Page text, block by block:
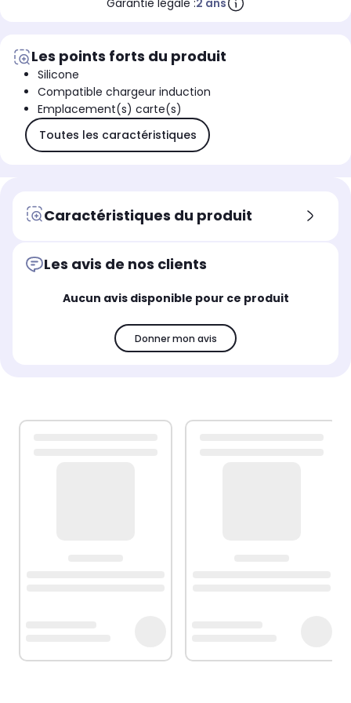
Garantie légale :2 ans
Les points forts du produit
Silicone
Compatible chargeur induction
Emplacement(s) carte(s)
Toutes les caractéristiques
Caractéristiques du produit
Les avis de nos clients
Aucun avis disponible pour ce produit
Donner mon avis